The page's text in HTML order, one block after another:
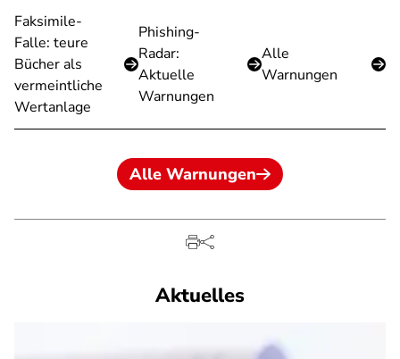
Faksimile-
Falle: teure
Bücher als
vermeintliche
Wertanlage
Phishing-
Radar:
Aktuelle
Warnungen
Alle
Warnungen
Alle Warnungen
Aktuelles